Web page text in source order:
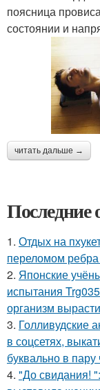
поясница
состоянии и
читать дальше →
Последние
1. Отдых на
переломом ребра
2. Японские
испытания
организм
3. Голливудские
в соцсетях,
буквально в пару
4. "До свидания!